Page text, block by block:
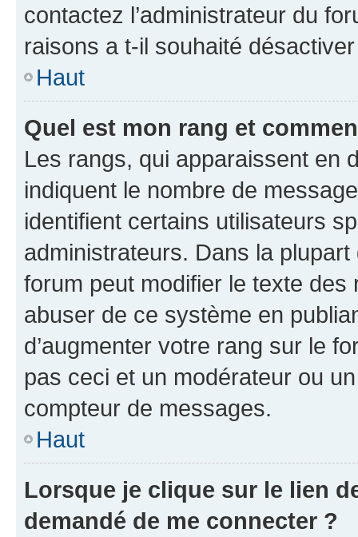
contactez l’administrateur du
raisons a t-il souhaité
Haut
Quel est mon rang et
Les rangs, qui apparaissent en
indiquent le nombre de
identifient certains utilisateurs
administrateurs. Dans la
forum peut modifier le texte
abuser de ce système en
d’augmenter votre rang sur le
pas ceci et un modérateur ou
compteur de messages.
Haut
Lorsque je clique sur le lien
demandé de me connecter ?